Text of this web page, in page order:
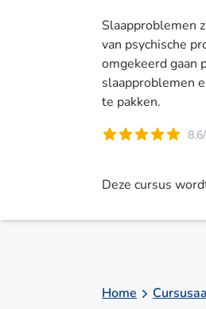
Slaapproblemen
van psychische
omgekeerd gaan
slaapproblemen
te pakken.
Deze cursus
Home